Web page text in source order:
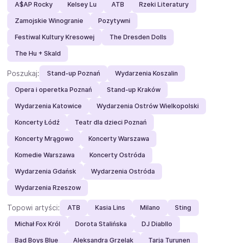
A$AP Rocky Kelsey Lu ATB Rzeki Literatury
Zamojskie Winogranie Pozytywni
Festiwal Kultury Kresowej The Dresden Dolls
The Hu + Skald
Poszukaj: Stand-up Poznań Wydarzenia Koszalin
Opera i operetka Poznań Stand-up Kraków
Wydarzenia Katowice Wydarzenia Ostrów Wielkopolski
Koncerty Łódź Teatr dla dzieci Poznań
Koncerty Mrągowo Koncerty Warszawa
Komedie Warszawa Koncerty Ostróda
Wydarzenia Gdańsk Wydarzenia Ostróda
Wydarzenia Rzeszow
Topowi artyści: ATB Kasia Lins Milano Sting
Michał Fox Król Dorota Stalińska DJ Diabllo
Bad Boys Blue Aleksandra Grzelak Tarja Turunen